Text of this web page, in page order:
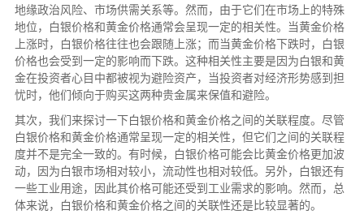
地缘政治风险、市场供需关系等。然而，由于它们在市场上的特殊
地位，白银价格和黄金价格通常会呈现一定的相关性。当黄金价格
上涨时，白银价格往往也会跟随上涨；而当黄金价格下跌时，白银
价格也会受到一定的影响而下跌。这种相关性主要是因为白银和黄
金在投资者心目中都被视为避险资产，当投资者对经济形势感到担
忧时，他们倾向于购买这两种贵金属来保值和避险。
其次，我们来探讨一下白银价格和黄金价格之间的关联程度。尽管
白银价格和黄金价格通常呈现一定的相关性，但它们之间的关联程
度并不是完全一致的。有时候，白银价格可能会比黄金价格更加波
动，因为白银市场相对较小，流动性也相对较低。另外，白银还有
一些工业用途，因此其价格可能还受到工业需求的影响。然而，总
体来说，白银价格和黄金价格之间的关联性还是比较显著的。